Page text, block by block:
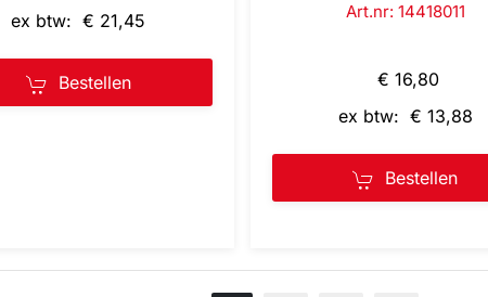
ex btw: € 21,45
Bestellen
Art.nr: 14418011
€ 16,80
ex btw: € 13,88
Bestellen